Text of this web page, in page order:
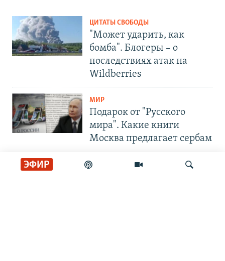
ЭФИР
ЦИТАТЫ СВОБОДЫ
"Может ударить, как
бомба". Блогеры – о
последствиях атак на
Wildberries
МИР
Подарок от "Русского
мира". Какие книги
Москва предлагает сербам